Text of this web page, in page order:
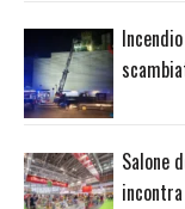
Salone